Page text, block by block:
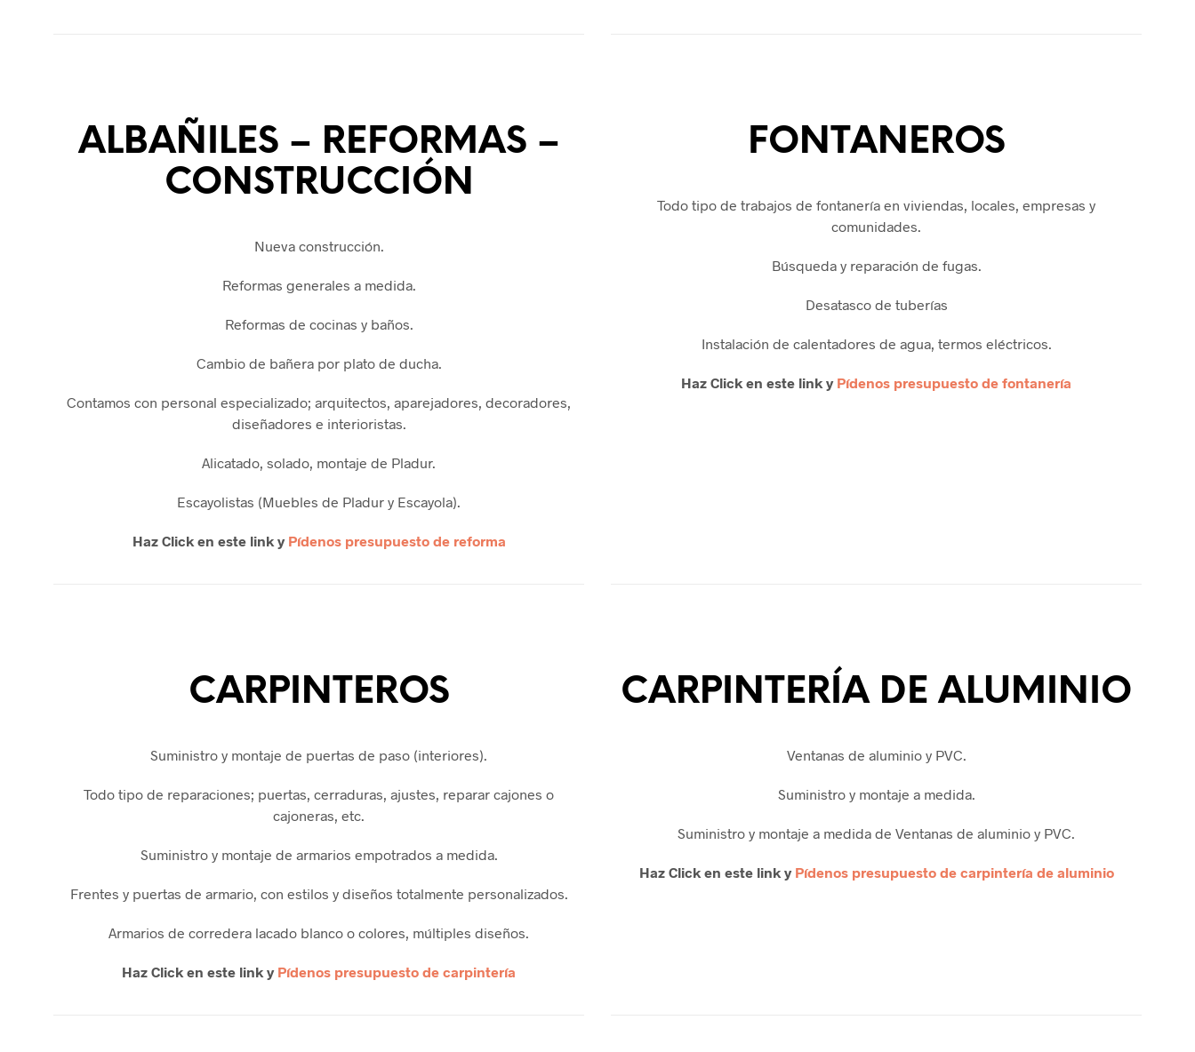
ALBAÑILES – REFORMAS –
CONSTRUCCIÓN
Nueva construcción.
Reformas generales a medida.
Reformas de cocinas y baños.
Cambio de bañera por plato de ducha.
Contamos con personal especializado; arquitectos, aparejadores, decoradores,
diseñadores e interioristas.
Alicatado, solado, montaje de Pladur.
Escayolistas (Muebles de Pladur y Escayola).
Haz Click en este link y Pídenos presupuesto de reforma
FONTANEROS
Todo tipo de trabajos de fontanería en viviendas, locales, empresas y
comunidades.
Búsqueda y reparación de fugas.
Desatasco de tuberías
Instalación de calentadores de agua, termos eléctricos.
Haz Click en este link y Pídenos presupuesto de fontanería
CARPINTEROS
Suministro y montaje de puertas de paso (interiores).
Todo tipo de reparaciones; puertas, cerraduras, ajustes, reparar cajones o
cajoneras, etc.
Suministro y montaje de armarios empotrados a medida.
Frentes y puertas de armario, con estilos y diseños totalmente personalizados.
Armarios de corredera lacado blanco o colores, múltiples diseños.
Haz Click en este link y Pídenos presupuesto de carpintería
CARPINTERÍA DE ALUMINIO
Ventanas de aluminio y PVC.
Suministro y montaje a medida.
Suministro y montaje a medida de Ventanas de aluminio y PVC.
Haz Click en este link y Pídenos presupuesto de carpintería de aluminio